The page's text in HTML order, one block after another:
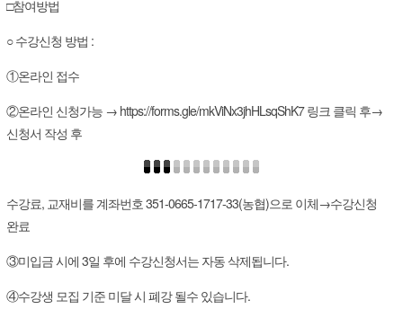
□참여방법
○ 수강신청 방법 :
①온라인 접수
②온라인 신청가능 → https://forms.gle/mkViNx3jhHLsqShK7링크 클릭 후→
신청서 작성 후
수강료, 교재비를 계좌번호 351-0665-1717-33(농협)으로 이체→수강신청
완료
③미입금 시에 3일 후에 수강신청서는 자동 삭제됩니다.
④수강생 모집 기준 미달 시 폐강 될수 있습니다.